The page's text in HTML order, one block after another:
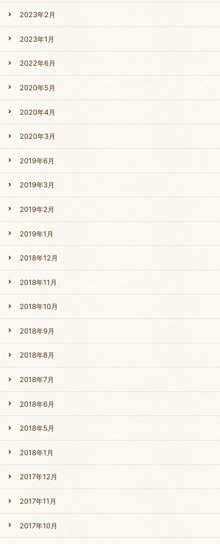
2023年2月
2023年1月
2022年6月
2020年5月
2020年4月
2020年3月
2019年6月
2019年3月
2019年2月
2019年1月
2018年12月
2018年11月
2018年10月
2018年9月
2018年8月
2018年7月
2018年6月
2018年5月
2018年1月
2017年12月
2017年11月
2017年10月